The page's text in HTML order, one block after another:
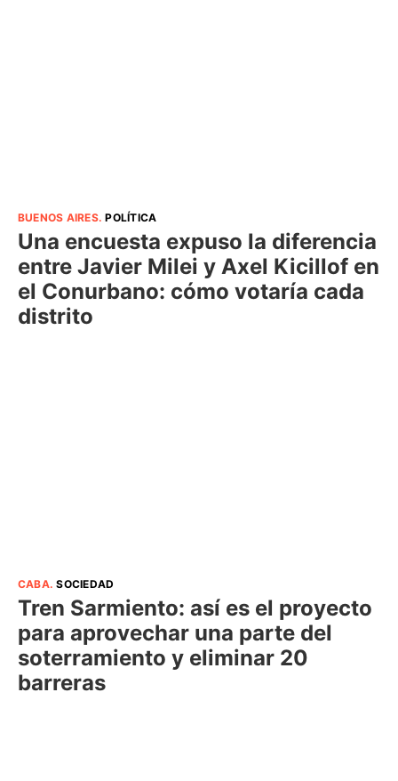
BUENOS AIRES.POLÍTICA
Una encuesta expuso la diferencia
entre Javier Milei y Axel Kicillof en
el Conurbano: cómo votaría cada
distrito
CABA.SOCIEDAD
Tren Sarmiento: así es el proyecto
para aprovechar una parte del
soterramiento y eliminar 20
barreras